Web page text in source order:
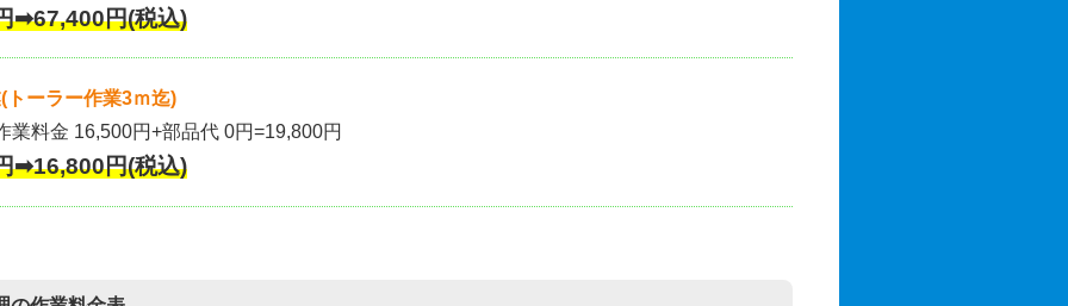
➡67,400円(税込)
トーラー作業3ｍ迄)
業料金 16,500円+部品代 0円=19,800円
➡16,800円(税込)